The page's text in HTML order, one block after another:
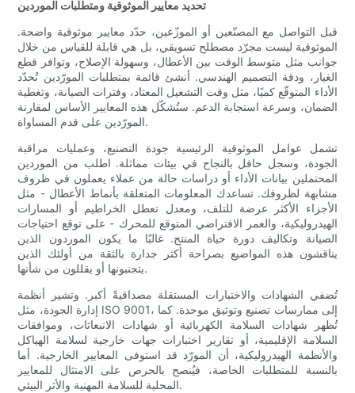
تحديد معايير الموثوقية ومتطلبات الموردين
قبل التواصل مع المصنّعين أو الموزّعين، حدّد معايير موثوقية واضحة.
الموثوقية ليست مجرّد مصطلح تسويقي، بل هي قابلة للقياس من خلال
جوانب مثل متوسط ​​الوقت بين الأعطال، وسهولة الإصلاح، وتوافر قطع
الغيار، ودقة التصميم الهندسي. أنشئ قائمة بمتطلبات المورّدين تُحدّد
الأداء المتوقّع كميًا، مثل وقت التشغيل المعتاد، وفترات الصيانة، وتغطية
الضمان، وسرعة استجابة الدعم. ستُشكّل هذه المعايير الأساس لمقارنة
المورّدين على قدم المساواة.
تشمل عوامل الموثوقية الرئيسية جودة التصنيع، وعمليات مراقبة
الجودة، وسجل حافل بالنجاح في بيئات مماثلة. اطلب من الموردين
المحتملين بيانات الأداء أو دراسات حالة من عملاء يعملون في ظروف
مشابهة لظروفك. تساعدك المعلومات المتعلقة بأنماط الأعطال - مثل
الأجزاء الأكثر عرضة للتلف، ومعدل تعطل الخراطيم أو المسارات
الهيدروليكية، والعمر الافتراضي المتوقع للمحرك - على توقع احتياجات
الصيانة وتكاليف دورة حياة المنتج. غالبًا ما يكون الموردون الذين
يناقشون هذه المواضيع بصراحة أكثر جدارة بالثقة من أولئك الذين
يتجنبونها أو يقللون من شأنها.
تُضفي الشهادات والاختبارات المستقلة مصداقيةً أكبر. وتشير أنظمة
إدارة الجودة، مثل ISO 9001، إلى ممارسات تصنيع وتوثيق موحدة. كما
تُظهر شهادات السلامة الكهربائية أو شهادات الانبعاثات، وموافقات
السلامة الإقليمية، أو تقارير اختبارات جهات خارجية لسلامة الهياكل
والأنظمة الهيدروليكية، أن المورّد قد استوفى المعايير الخارجية. أما
بالنسبة للمتطلبات الخاصة، فيُنصح بالحرص على الامتثال للمعايير
المحلية للسلامة المهنية والأثر البيئي.